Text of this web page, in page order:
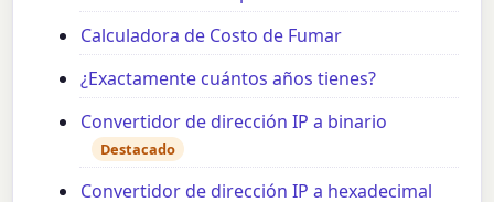
Calculadora de Costo de Fumar
¿Exactamente cuántos años tienes?
Convertidor de dirección IP a binario
Destacado
Convertidor de dirección IP a hexadecimal